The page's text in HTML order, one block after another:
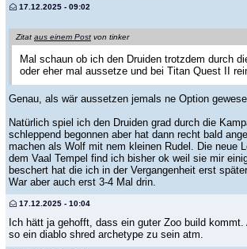
17.12.2025 - 09:02
Zitat aus einem Post von tinker
Mal schaun ob ich den Druiden trotzdem durch
oder eher mal aussetze und bei Titan Quest II
Genau, als wär aussetzen jemals ne Option
Natürlich spiel ich den Druiden grad durch die
schleppend begonnen aber hat dann recht bald
machen als Wolf mit nem kleinen Rudel. Die neue
dem Vaal Tempel find ich bisher ok weil sie mir
beschert hat die ich in der Vergangenheit erst
War aber auch erst 3-4 Mal drin.
17.12.2025 - 10:04
Ich hätt ja gehofft, dass ein guter Zoo build
so ein diablo shred archetype zu sein atm.